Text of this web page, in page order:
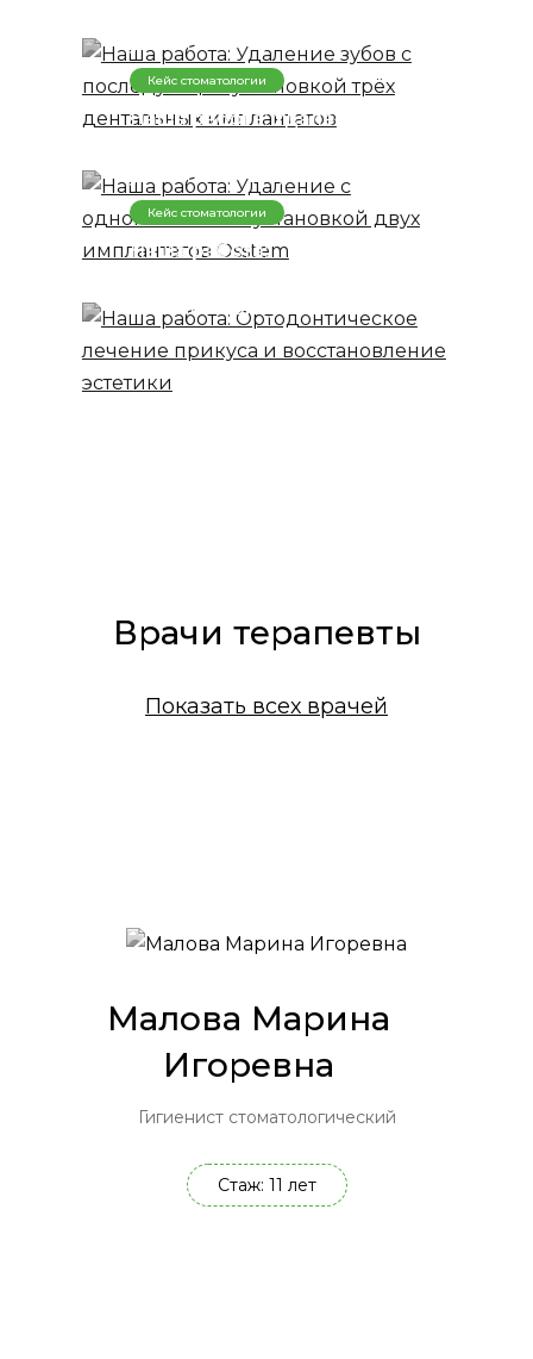
установкой трёх
дентальных имплантатов
Кейс стоматологии
Наша работа: Удаление с
установкой двух
имплантатов Osstem
Кейс стоматологии
Наша работа:
лечение прикуса и
Врачи терапевты
Показать всех врачей
Малова Марина
Игоревна
Гигиенист стоматологический
Стаж: 11 лет